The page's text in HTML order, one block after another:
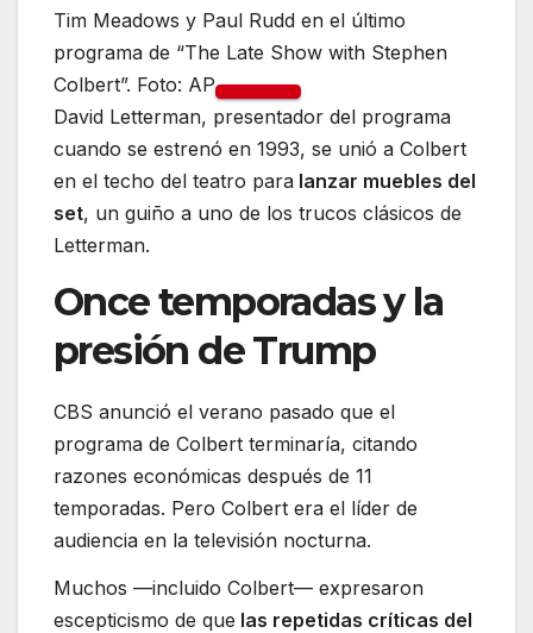
Tim Meadows y Paul Rudd en el último
programa de “The Late Show with Stephen
Colbert”. Foto: AP
David Letterman, presentador del programa
cuando se estrenó en 1993, se unió a Colbert
en el techo del teatro para lanzar muebles del
set, un guiño a uno de los trucos clásicos de
Letterman.
Once temporadas y la
presión de Trump
CBS anunció el verano pasado que el
programa de Colbert terminaría, citando
razones económicas después de 11
temporadas. Pero Colbert era el líder de
audiencia en la televisión nocturna.
Muchos —incluido Colbert— expresaron
escepticismo de que las repetidas críticas del